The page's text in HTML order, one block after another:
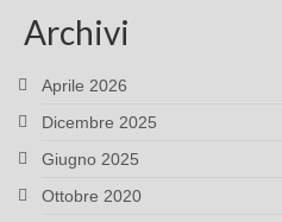
Archivi
Aprile 2026
Dicembre 2025
Giugno 2025
Ottobre 2020